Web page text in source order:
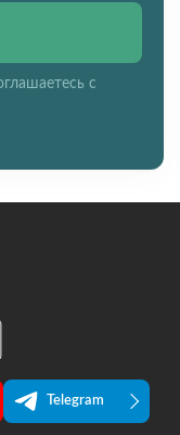
с
Telegram